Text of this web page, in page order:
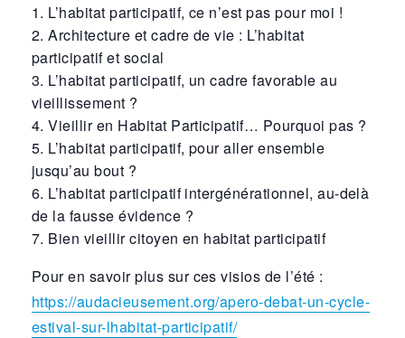
1. L’habitat participatif, ce n’est pas pour moi !
2. Architecture et cadre de vie : L’habitat
participatif et social
3. L’habitat participatif, un cadre favorable au
vieillissement ?
4. Vieillir en Habitat Participatif… Pourquoi pas ?
5. L’habitat participatif, pour aller ensemble
jusqu’au bout ?
6. L’habitat participatif intergénérationnel, au-delà
de la fausse évidence ?
7. Bien vieillir citoyen en habitat participatif
Pour en savoir plus sur ces visios de l’été :
https://audacieusement.org/apero-debat-un-cycle-
estival-sur-lhabitat-participatif/